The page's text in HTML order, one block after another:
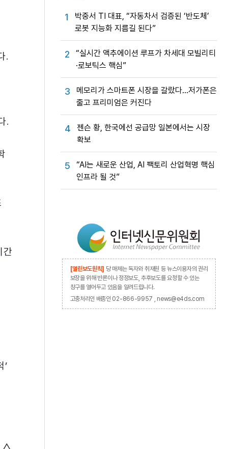
.
.
1
박중서 TI 대표, “자동차서 검증된 ‘반도체’
로봇 지능화 지름길 된다”
2
“실시간 액추에이션 루프가 차세대 모빌리티
·로보틱스 핵심”
3
메모리가 스마트폰 시장을 갈랐다…저가폰은
줄고 프리미엄은 커진다
4
젠슨 황, 한국에선 공급망 일본에서는 시장
확보
5
“AI는 새로운 산업, AI 팩토리 산업혁명 핵심
인프라 될 것”
[열린보도원칙] 당 매체는 독자와 취재원 등 뉴스이용자의 권리
보장을 위해 반론이나 정정보도, 추후보도를 요청할 수 있는
창구를 열어두고 있음을 알려드립니다.
고충처리인 배종인 02-866-9957 , news@e4ds.com